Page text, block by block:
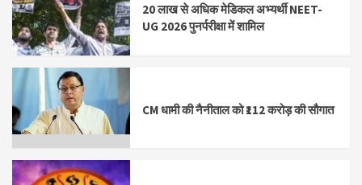
20 लाख से अधिक मेडिकल अभ्यर्थी NEET-
UG 2026 पुनर्परीक्षा में शामिल
CM धामी की नैनीताल को ₹112 करोड़ की सौगात